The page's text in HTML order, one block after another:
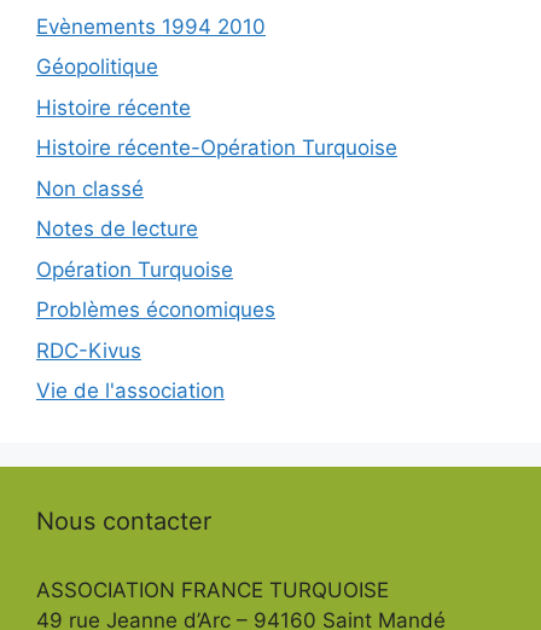
Evènements 1994 2010
Géopolitique
Histoire récente
Histoire récente-Opération Turquoise
Non classé
Notes de lecture
Opération Turquoise
Problèmes économiques
RDC-Kivus
Vie de l'association
Nous contacter
ASSOCIATION FRANCE TURQUOISE
49 rue Jeanne d’Arc – 94160 Saint Mandé